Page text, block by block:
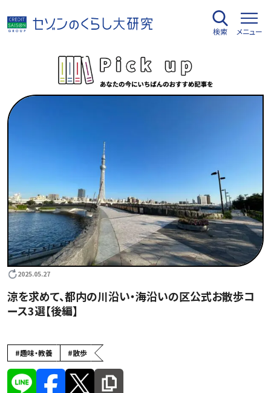
容
を
検索 メニュー
2025.05.27
涼を求めて、都内の川沿い・海沿いの区公式お散歩コ
ース3選【後編】
#趣味・教養 #散歩